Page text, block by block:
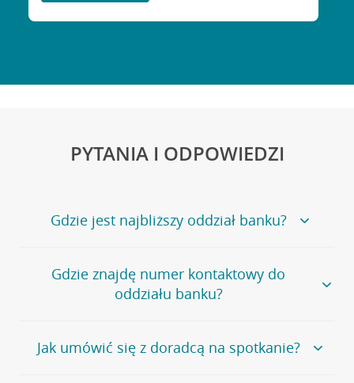
PYTANIA I ODPOWIEDZI
Gdzie jest najbliższy oddział banku?
Jeśli szukasz oddziału naszego banku, zapraszamy na
stronęPlacówki i bankomaty, na której znajduje się
wygodna wyszukiwarka.
oddziałów
Gdzie znajdę numer kontaktowy do
oddziału banku?
Bank Credit Agricole nie udostępnia ogólnego numeru
telefonu do placówki bankowej.
Jak umówić się z doradcą na spotkanie?